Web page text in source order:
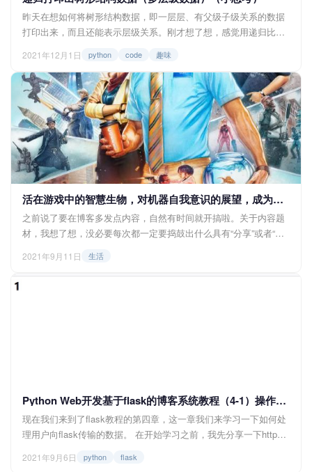
昨天在想如何将树形结构数据，即一层层、有父级子级关系的数据
打印出来，而且还能表示层级关系。刚才想了想，感觉用递归比较
备一些数据，为了方便演示，我这里就用dict和list的组合来表示数
据，另外我们规定每一行的索引即代表该行的id，比如第一行的数
据，它的id就是0，第二行就是1，以此类推。 其中的paren...
2021年12月1日 python code 趣味
活在游戏中的智慧生物，对机器自我意识的展望，成为造物主的梦
之前说了要在博客多发点内容，自然有时间就开搞啦。关于内容题
材，我想了想，没必要每次都一定要捣鼓出什么具有“分享”或者“教
的智慧生物 前段时间跟阿仙去他家附近的影院看了最近新出的电影
2021年9月11日 生活
Python Web开发基于flask的博客系统教程（4-1）操作url的参数（查询字符串）
现在我们来到了flask教程的第四章，这一章我们来学习一下如何处
理用户向flask传输的数据。 在开始学习之前，我先分享一下http请
GET GET顾名思义，即获取，通过url向服务端获取页面或数据...
2021年9月6日 python flask